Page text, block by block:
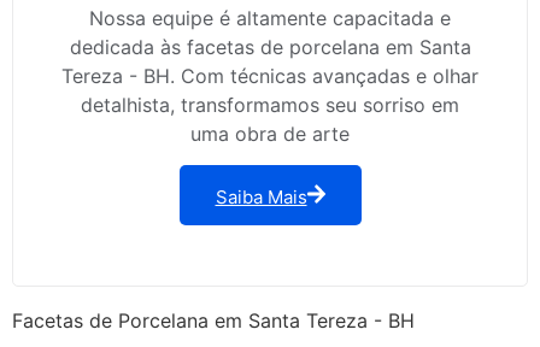
Nossa equipe é altamente capacitada e
dedicada às facetas de porcelana em Santa
Tereza - BH. Com técnicas avançadas e olhar
detalhista, transformamos seu sorriso em
uma obra de arte
Saiba Mais
Facetas de Porcelana em Santa Tereza - BH